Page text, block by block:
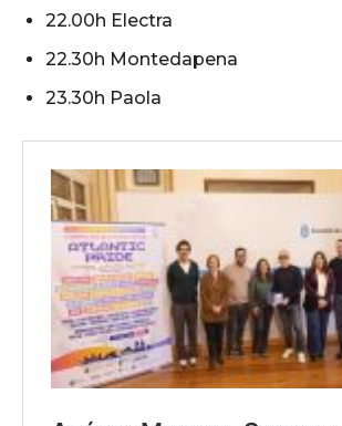
22.00h Electra
22.30h Montedapena
23.30h Paola